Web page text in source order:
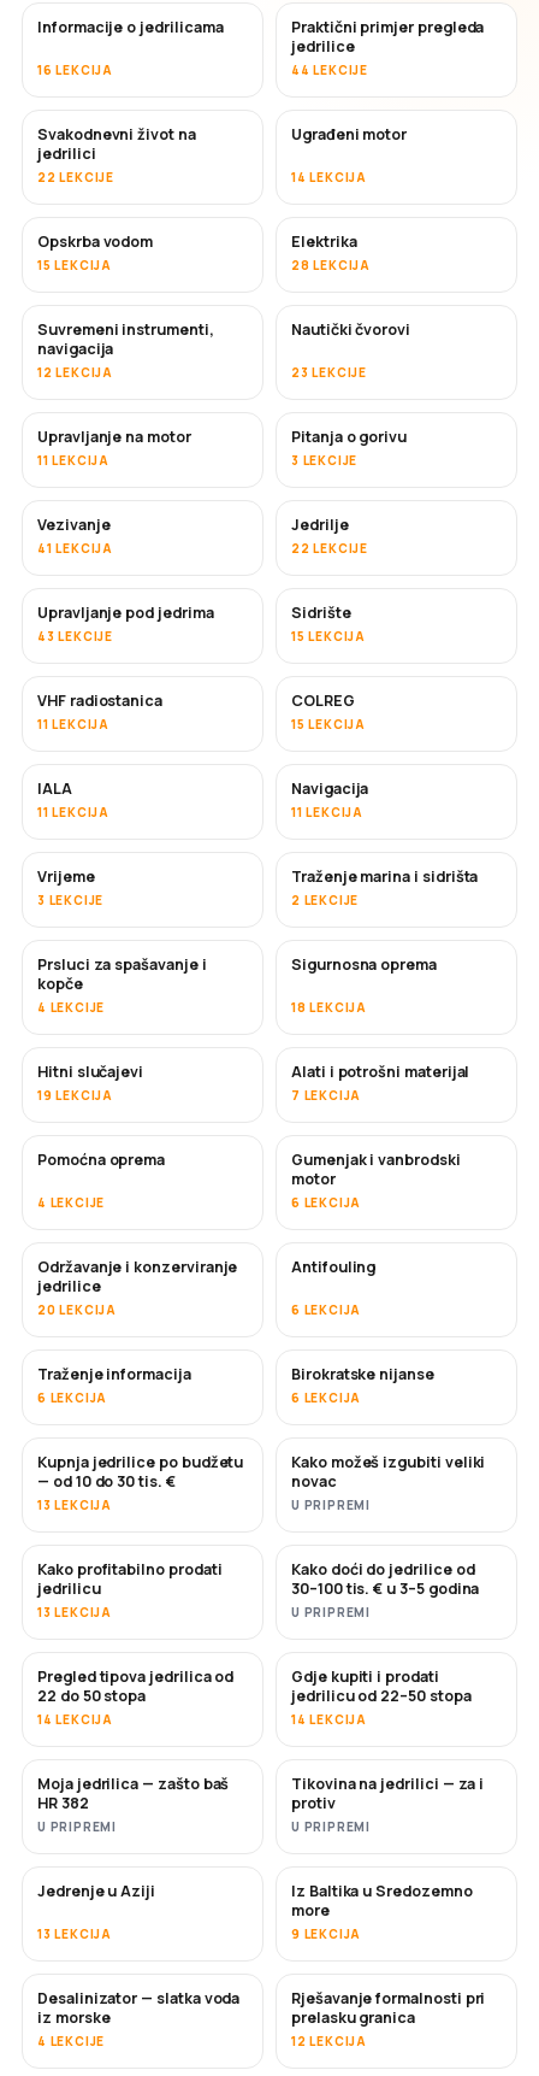
Informacije o jedrilicama
16 LEKCIJA
Praktični primjer pregleda
jedrilice
44 LEKCIJE
Svakodnevni život na
jedrilici
22 LEKCIJE
Ugrađeni motor
14 LEKCIJA
Opskrba vodom
15 LEKCIJA
Elektrika
28 LEKCIJA
Suvremeni instrumenti,
navigacija
12 LEKCIJA
Nautički čvorovi
23 LEKCIJE
Upravljanje na motor
11 LEKCIJA
Pitanja o gorivu
3 LEKCIJE
Vezivanje
41 LEKCIJA
Jedrilje
22 LEKCIJE
Upravljanje pod jedrima
43 LEKCIJE
Sidrište
15 LEKCIJA
VHF radiostanica
11 LEKCIJA
COLREG
15 LEKCIJA
IALA
11 LEKCIJA
Navigacija
11 LEKCIJA
Vrijeme
3 LEKCIJE
Traženje marina i sidrišta
2 LEKCIJE
Prsluci za spašavanje i
kopče
4 LEKCIJE
Sigurnosna oprema
18 LEKCIJA
Hitni slučajevi
19 LEKCIJA
Alati i potrošni materijal
7 LEKCIJA
Pomoćna oprema
4 LEKCIJE
Gumenjak i vanbrodski
motor
6 LEKCIJA
Održavanje i konzerviranje
jedrilice
20 LEKCIJA
USKORO
Antifouling
6 LEKCIJA
Traženje informacija
6 LEKCIJA
Birokratske nijanse
6 LEKCIJA
USKORO
Kupnja jedrilice po budžetu
— od 10 do 30 tis. €
13 LEKCIJA
USKORO
Kako možeš izgubiti veliki
novac
U PRIPREMI
NOVO
Kako profitabilno prodati
jedrilicu
13 LEKCIJA
NOVO
Kako doći do jedrilice od
30–100 tis. € u 3–5 godina
U PRIPREMI
USKORO
Pregled tipova jedrilica od
22 do 50 stopa
14 LEKCIJA
USKORO
Gdje kupiti i prodati
jedrilicu od 22–50 stopa
14 LEKCIJA
USKORO
Moja jedrilica — zašto baš
HR 382
U PRIPREMI
USKORO
Tikovina na jedrilici — za i
protiv
U PRIPREMI
USKORO
Jedrenje u Aziji
13 LEKCIJA
USKORO
Iz Baltika u Sredozemno
more
9 LEKCIJA
USKORO
Desalinizator — slatka voda
iz morske
4 LEKCIJE
Rješavanje formalnosti pri
prelasku granica
12 LEKCIJA